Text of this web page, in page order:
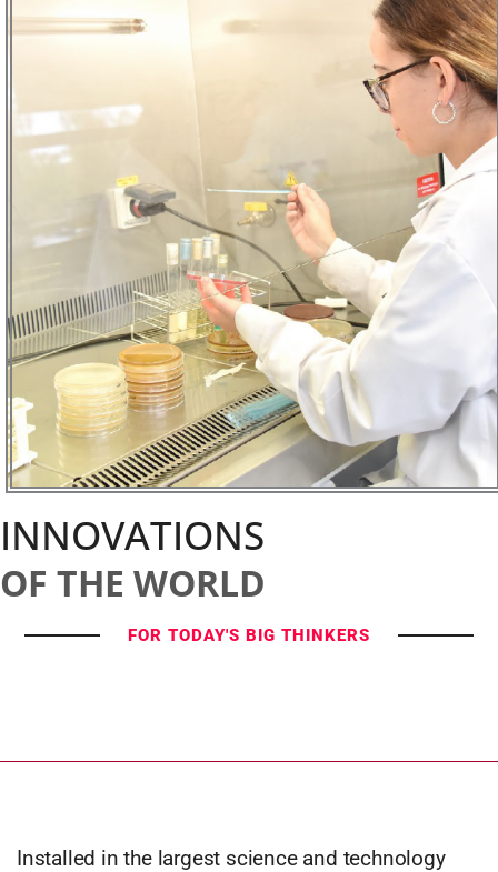
INNOVATIONS
OF THE WORLD
FOR TODAY'S BIG THINKERS
Installed in the largest science and technology